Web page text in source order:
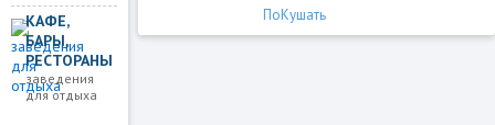
КАФЕ,
БАРЫ,
РЕСТОРАНЫ
заведения
для отдыха
ПоКушать